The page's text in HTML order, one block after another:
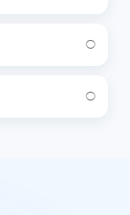
◯
◯